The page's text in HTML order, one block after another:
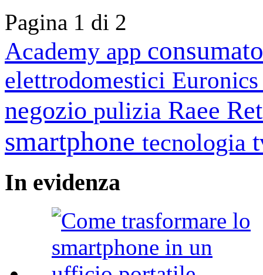
Pagina 1 di 2
Academy app
elettrodomestici
negozio pulizia Raee
smartphone tecnologia
In evidenza